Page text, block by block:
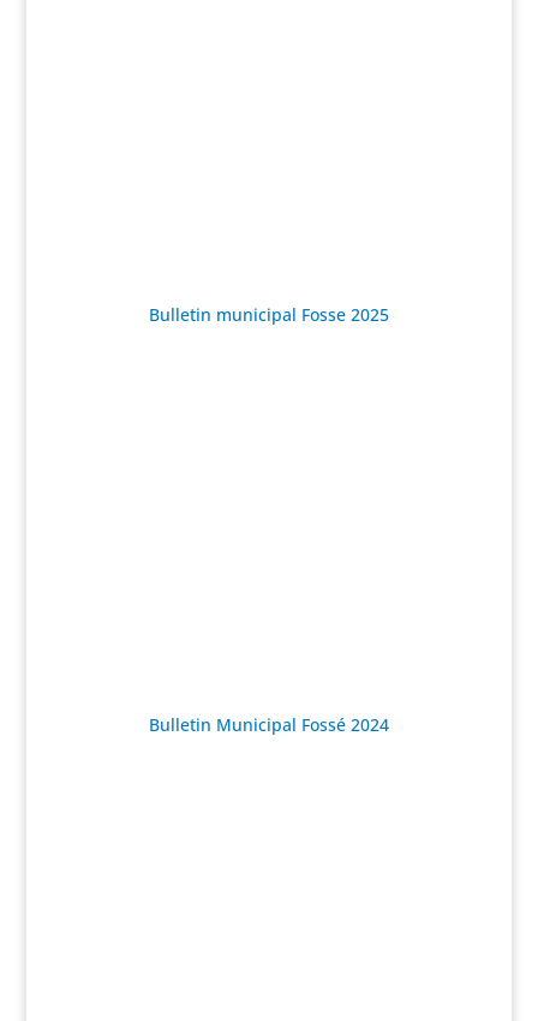
Bulletin municipal Fosse 2025
Bulletin Municipal Fossé 2024